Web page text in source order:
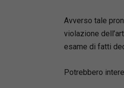
Avverso tale
violazione
esame di fatti
Potrebbero